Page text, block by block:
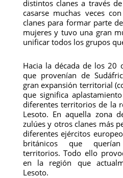
distintos clanes a través
casarse muchas veces
clanes para formar parte
mujeres y tuvo una gran
unificar todos los grupos
Hacia la década de los 20
que provenían de
gran expansión territorial
que significa
diferentes territorios de la
Lesoto. En aquella zona
zulúes y otros clanes más
diferentes ejércitos
británicos que
territorios. Todo ello
en la región que
Lesoto.